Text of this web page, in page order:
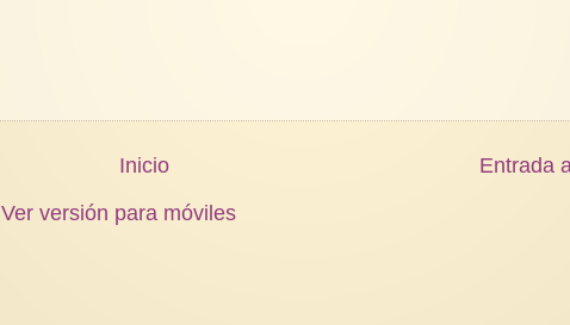
Entrada
Inicio
Ver versión para móviles